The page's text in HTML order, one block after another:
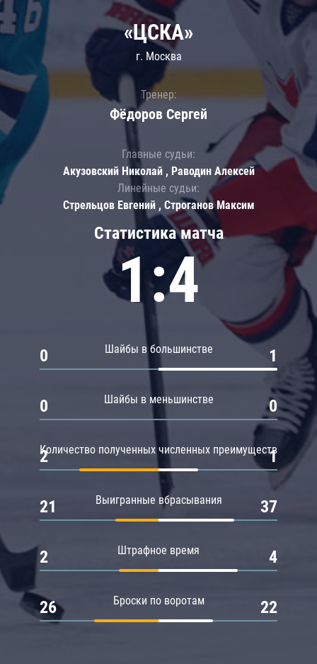
Статистика матча
1:4
Шайбы в большинстве
0 1
Шайбы в меньшинстве
0 0
Количество полученных численных преимуществ
2 1
Выигранные вбрасывания
21 37
Штрафное время
2 4
Броски по воротам
26 22
«ЦСКА»
г. Москва
Тренер:
Фёдоров Сергей
Главные судьи:
Акузовский Николай , Раводин Алексей
Линейные судьи:
Стрельцов Евгений , Строганов Максим